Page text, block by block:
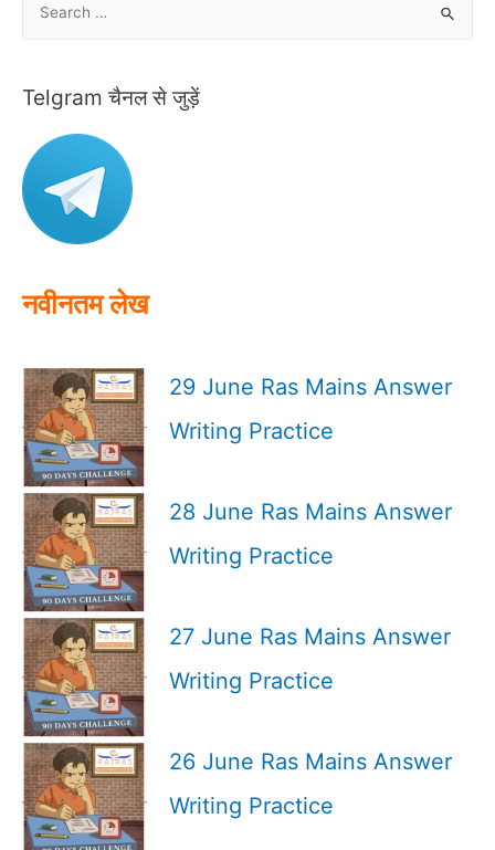
r
f
o
Telgram चैनल से जुड़ें
नवीनतम लेख
29 June Ras Mains Answer
Writing Practice
28 June Ras Mains Answer
Writing Practice
27 June Ras Mains Answer
Writing Practice
26 June Ras Mains Answer
Writing Practice